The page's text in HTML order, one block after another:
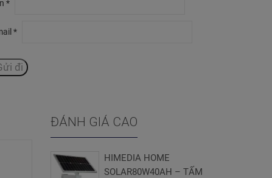
*
*
ĐÁNH GIÁ CAO
HIMEDIA HOME
SOLAR80W40AH – TẤM